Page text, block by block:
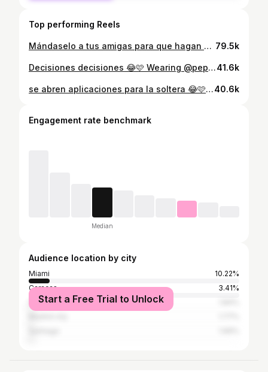
Top performing Reels
Mándaselo a tus amigas para que hagan una pijamada este fin 💌 Si quieres trabajar con nosotras y vivir de tus redes sociales te espero en mi DM 🩷 #amigas #friends #bff #sleepover 79.5k
Decisiones decisiones 😂🩷 Wearing @peppermayo #reels #relatablecontent #outfitinspo #ootdsummer #summer202641.6k
se abren aplicaciones para la soltera 😂🩷 mándaselo a tus amigas ✨ #amigas #girlstrip #girlstravel40.6k
Engagement rate benchmark
Median
Audience location by city
Miami
10.22%
Caracas
3.41%
Doral
Start a Free Trial to Unlock